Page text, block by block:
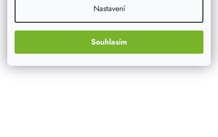
Nastavení
Souhlasím